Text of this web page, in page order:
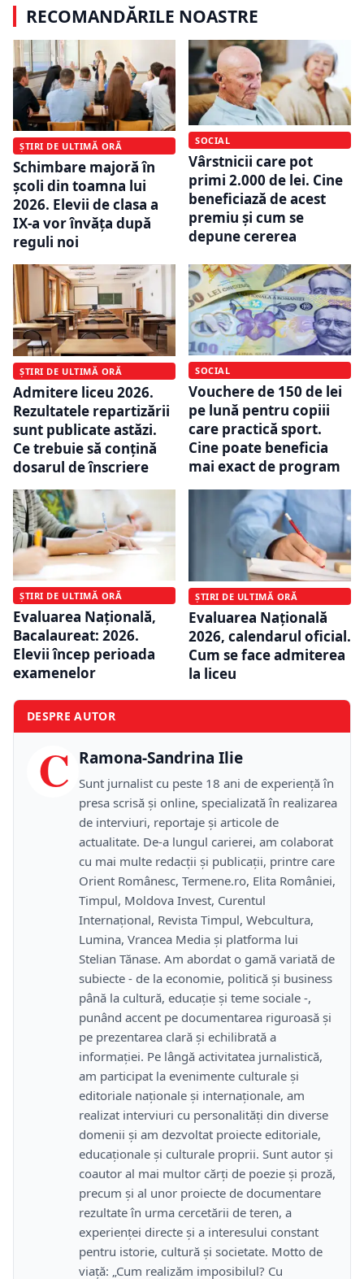
RECOMANDĂRILE NOASTRE
ȘTIRI DE ULTIMĂ ORĂ
Schimbare majoră în
școli din toamna lui
2026. Elevii de clasa a
IX-a vor învăța după
reguli noi
SOCIAL
Vârstnicii care pot
primi 2.000 de lei. Cine
beneficiază de acest
premiu și cum se
depune cererea
ȘTIRI DE ULTIMĂ ORĂ
Admitere liceu 2026.
Rezultatele repartizării
sunt publicate astăzi.
Ce trebuie să conțină
dosarul de înscriere
SOCIAL
Vouchere de 150 de lei
pe lună pentru copiii
care practică sport.
Cine poate beneficia
mai exact de program
ȘTIRI DE ULTIMĂ ORĂ
Evaluarea Națională,
Bacalaureat: 2026.
Elevii încep perioada
examenelor
ȘTIRI DE ULTIMĂ ORĂ
Evaluarea Națională
2026, calendarul oficial.
Cum se face admiterea
la liceu
DESPRE AUTOR
C Ramona-Sandrina Ilie
Sunt jurnalist cu peste 18 ani de experiență în
presa scrisă și online, specializată în realizarea
de interviuri, reportaje și articole de
actualitate. De-a lungul carierei, am colaborat
cu mai multe redacții și publicații, printre care
Orient Românesc, Termene.ro, Elita României,
Timpul, Moldova Invest, Curentul
Internațional, Revista Timpul, Webcultura,
Lumina, Vrancea Media și platforma lui
Stelian Tănase. Am abordat o gamă variată de
subiecte - de la economie, politică și business
până la cultură, educație și teme sociale -,
punând accent pe documentarea riguroasă și
pe prezentarea clară și echilibrată a
informației. Pe lângă activitatea jurnalistică,
am participat la evenimente culturale și
editoriale naționale și internaționale, am
realizat interviuri cu personalități din diverse
domenii și am dezvoltat proiecte editoriale,
educaționale și culturale proprii. Sunt autor și
coautor al mai multor cărți de poezie și proză,
precum și al unor proiecte de documentare
rezultate în urma cercetării de teren, a
experienței directe și a interesului constant
pentru istorie, cultură și societate. Motto de
viață: „Cum realizăm imposibilul? Cu